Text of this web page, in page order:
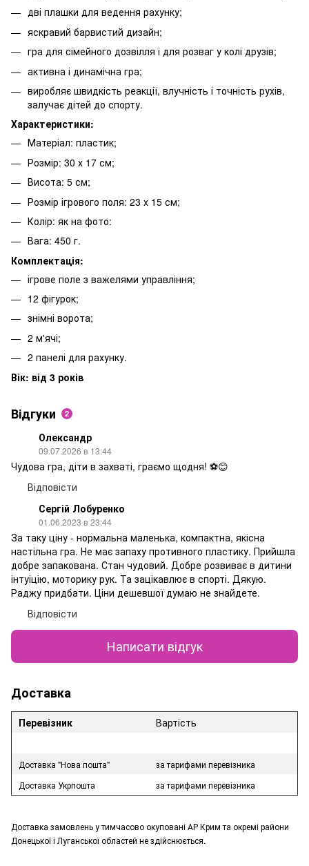
дві плашки для ведення рахунку;
яскравий барвистий дизайн;
гра для сімейного дозвілля і для розваг у колі друзів;
активна і динамічна гра;
виробляє швидкість реакції, влучність і точність рухів,
залучає дітей до спорту.
Характеристики:
Матеріал: пластик;
Розмір: 30 х 17 см;
Висота: 5 см;
Розмір ігрового поля: 23 х 15 см;
Колір: як на фото:
Вага: 450 г.
Комплектація:
ігрове поле з важелями управління;
12 фігурок;
знімні ворота;
2 м'ячі;
2 панелі для рахунку.
Вік: від 3 років
Відгуки 2
Олександр
09.07.2026 в 13:44
Чудова гра, діти в захваті, граємо щодня! ⚽️😊
Відповісти
Сергій Лобуренко
01.06.2023 в 23:44
За таку ціну - нормальна маленька, компактна, якісна
настільна гра. Не має запаху противного пластику. Прийшла
добре запакована. Стан чудовий. Добре розвиває в дитини
інтуіцію, моторику рук. Та зацікавлює в спорті. Дякую.
Раджу придбати. Ціни дешевшої думаю не знайдете.
Відповісти
Написати відгук
Доставка
Перевізник Вартість
Доставка "Нова пошта"
за тарифами перевізника
Доставка Укрпошта
за тарифами перевізника
Доставка замовлень у тимчасово окуповані АР Крим та окремі райони
Донецької і Луганської областей не здійснюється.